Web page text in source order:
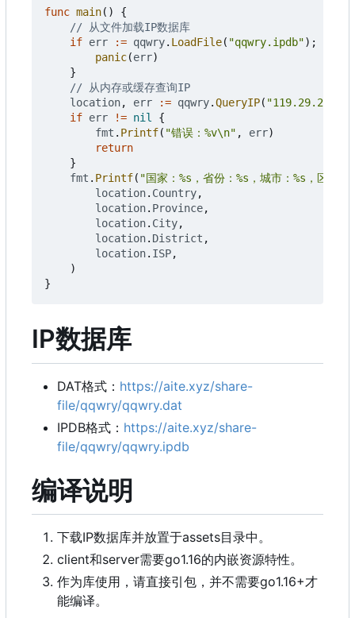
func main()
{
// 从文件加载IP数据库
if err := qqwry. LoadFile( "qqwry.ipdb");
panic(err)
}
// 从内存或缓存查询IP
location, err := qqwry.QueryIP( "119.29.29.29"
if err != nil
{
fmt . Printf( "错误：%v\n" , err)
return
}
fmt . Printf( "国家：%s，省份：%s，城市：%s，区县
location. Country,
location. Province,
location. City,
location. District ,
location. ISP,
)
}
IP数据库
DAT格式： https://aite.xyz/share-
file/qqwry/qqwry.dat
IPDB格式： https://aite.xyz/share-
file/qqwry/qqwry.ipdb
编译说明
下载IP数据库并放置于assets目录中。
client和server需要go1.16的内嵌资源特性。
作为库使用，请直接引包，并不需要go1.16+才
能编译。